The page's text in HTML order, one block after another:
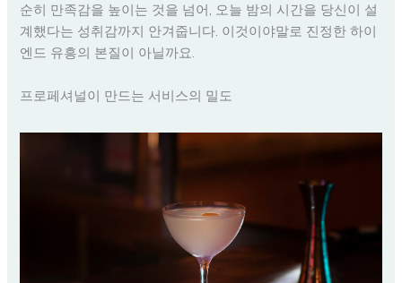
순히 만족감을 높이는 것을 넘어, 오늘 밤의 시간을 당신이 설
계했다는 성취감까지 안겨줍니다. 이것이야말로 진정한 하이
엔드 유흥의 본질이 아닐까요.
프로페셔널이 만드는 서비스의 밀도